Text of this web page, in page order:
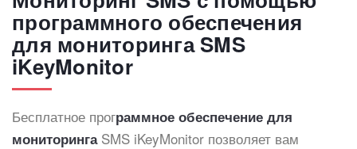
программного обеспечения
для мониторинга SMS
iKeyMonitor
Бесплатное программное обеспечение для
мониторингаSMS iKeyMonitor позволяет вам